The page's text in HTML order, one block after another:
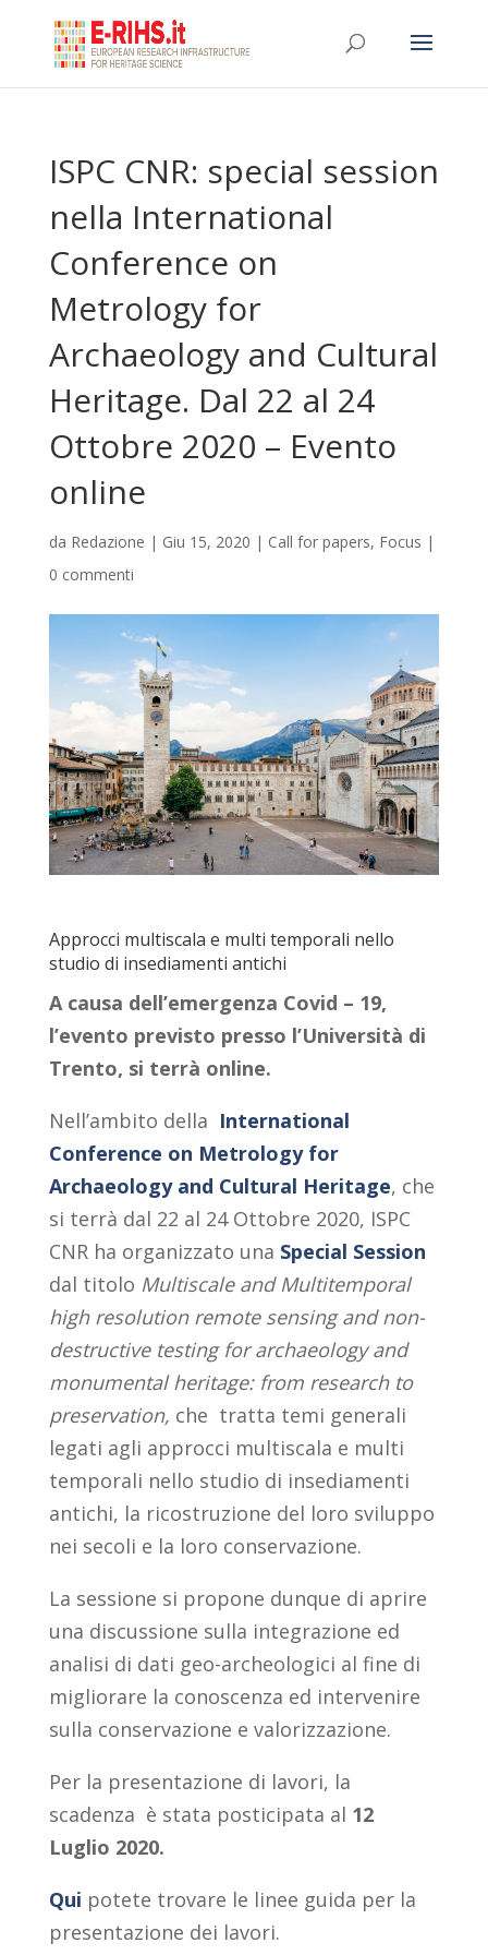
ISPC CNR: special session
nella International
Conference on
Metrology for
Archaeology and Cultural
Heritage. Dal 22 al 24
Ottobre 2020 – Evento
online
da Redazione | Giu 15, 2020 | Call for papers, Focus |
0 commenti
Approcci multiscala e multi temporali nello
studio di insediamenti antichi
A causa dell’emergenza Covid – 19,
l’evento previsto presso l’Università di
Trento, si terrà online.
Nell’ambito della International
Conference on Metrology for
Archaeology and Cultural Heritage, che
si terrà dal 22 al 24 Ottobre 2020, ISPC
CNR ha organizzato una Special Session
dal titolo Multiscale and Multitemporal
high resolution remote sensing and non-
destructive testing for archaeology and
monumental heritage: from research to
preservation, che tratta temi generali
legati agli approcci multiscala e multi
temporali nello studio di insediamenti
antichi, la ricostruzione del loro sviluppo
nei secoli e la loro conservazione.
La sessione si propone dunque di aprire
una discussione sulla integrazione ed
analisi di dati geo-archeologici al fine di
migliorare la conoscenza ed intervenire
sulla conservazione e valorizzazione.
Per la presentazione di lavori, la
scadenza è stata posticipata al 12
Luglio 2020.
Qui potete trovare le linee guida per la
presentazione dei lavori.